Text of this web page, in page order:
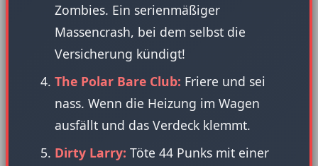
Zombies. Ein serienmäßiger
Massencrash, bei dem selbst die
Versicherung kündigt!
The Polar Bare Club: Friere und sei
nass. Wenn die Heizung im Wagen
ausfällt und das Verdeck klemmt.
Dirty Larry: Töte 44 Punks mit einer